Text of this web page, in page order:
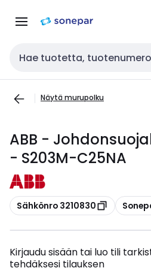
navigointiinsisältöön
Haku
Näytä murupolku
ABB -
- S203M-C25NA
Kopioi
Sähkönro 3210830 Kopioi
Kirjaudu sisään tai luo tili
tehdäksesi tilauksen